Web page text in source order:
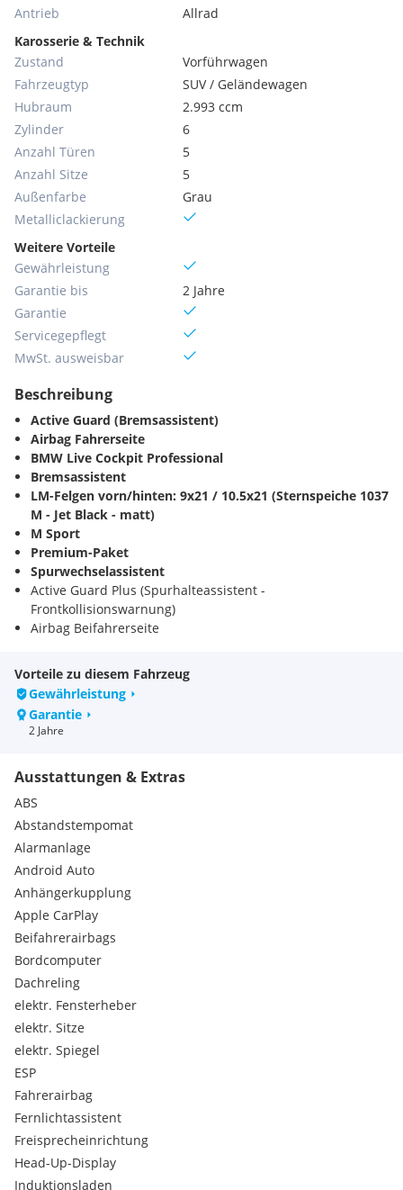
Antrieb
Allrad
Karosserie & Technik
Zustand
Vorführwagen
Fahrzeugtyp
SUV / Geländewagen
Hubraum
2.993 ccm
Zylinder
6
Anzahl Türen
5
Anzahl Sitze
5
Außenfarbe
Grau
Metallic­lackierung
Weitere Vorteile
Gewährleistung
Garantie bis
2 Jahre
Garantie
Servicegepflegt
MwSt. ausweisbar
Beschreibung
Active Guard (Bremsassistent)
Airbag Fahrerseite
BMW Live Cockpit Professional
Bremsassistent
LM-Felgen vorn/hinten: 9x21 / 10.5x21 (Sternspeiche 1037
M - Jet Black - matt)
M Sport
Premium-Paket
Spurwechselassistent
Active Guard Plus (Spurhalteassistent -
Frontkollisionswarnung)
Airbag Beifahrerseite
Airbag Fahrer-/Beifahrerseite
Aktive Sitzbelüftung vorn
Aktiver Spurhalteassistent
Alarmanlage
Ambiente-Beleuchtung
Anhänger-Stabilisierungs-Programm (ASL)
Anhängerkupplung (Kugelkopf schwenkbar)
Anti-Blockier-System (ABS)
Antriebsart: Allradantrieb
Antriebsart: xDrive (Allrad)
Aufmerksamkeits-Assistent
Aussenspiegel elektr. anklappbar
Aussenspiegel mit Abblendautomatik - links
Aussenspiegel-Paket (erweitert)
Ausstiegswarnung (Safe Exit)
Ausweich-Assistent
Bremsanlage: M Sportbremsen (Bremssättel lackiert - rot
hochglänzend)
Bremsenergierückgewinnung (Rekuperationssystem)
Comfort-Paket
Dachhimmel Anthrazit (BMW Individual)
Driving Assistant Plus
Driving Assistant Professional
Durchladeeinrichtung (Mittelarmlehne hinten)
Dynamische Stabilitäts-Control (DSC)
Einparkhilfe Seite
Erste Hilfe-Kasten / Verbandkasten
Vorteile zu diesem Fahrzeug
Gewährleistung
Garantie
2 Jahre
Ausstattungen & Extras
ABS
Abstandstempomat
Alarmanlage
Android Auto
Anhängerkupplung
Apple CarPlay
Beifahrerairbags
Bordcomputer
Dachreling
elektr. Fensterheber
elektr. Sitze
elektr. Spiegel
ESP
Fahrerairbag
Fernlichtassistent
Freisprecheinrichtung
Head-Up-Display
Induktionsladen